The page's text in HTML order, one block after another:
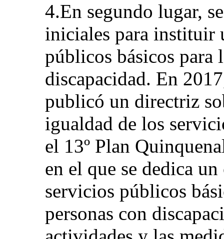
4.En segundo lugar,
iniciales para instituir
públicos básicos para
discapacidad. En
publicó un directriz
igualdad de los
el 13º Plan
en el que se dedica
servicios públicos
personas con